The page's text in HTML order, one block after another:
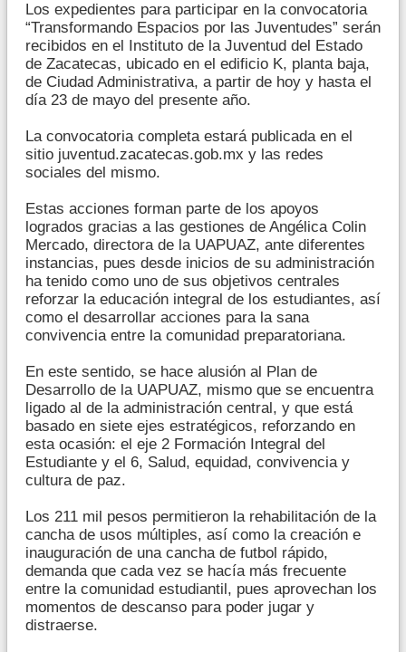
Los expedientes para participar en la convocatoria
“Transformando Espacios por las Juventudes” serán
recibidos en el Instituto de la Juventud del Estado
de Zacatecas, ubicado en el edificio K, planta baja,
de Ciudad Administrativa, a partir de hoy y hasta el
día 23 de mayo del presente año.
La convocatoria completa estará publicada en el
sitio juventud.zacatecas.gob.mx y las redes
sociales del mismo.
Estas acciones forman parte de los apoyos
logrados gracias a las gestiones de Angélica Colin
Mercado, directora de la UAPUAZ, ante diferentes
instancias, pues desde inicios de su administración
ha tenido como uno de sus objetivos centrales
reforzar la educación integral de los estudiantes, así
como el desarrollar acciones para la sana
convivencia entre la comunidad preparatoriana.
En este sentido, se hace alusión al Plan de
Desarrollo de la UAPUAZ, mismo que se encuentra
ligado al de la administración central, y que está
basado en siete ejes estratégicos, reforzando en
esta ocasión: el eje 2 Formación Integral del
Estudiante y el 6, Salud, equidad, convivencia y
cultura de paz.
Los 211 mil pesos permitieron la rehabilitación de la
cancha de usos múltiples, así como la creación e
inauguración de una cancha de futbol rápido,
demanda que cada vez se hacía más frecuente
entre la comunidad estudiantil, pues aprovechan los
momentos de descanso para poder jugar y
distraerse.